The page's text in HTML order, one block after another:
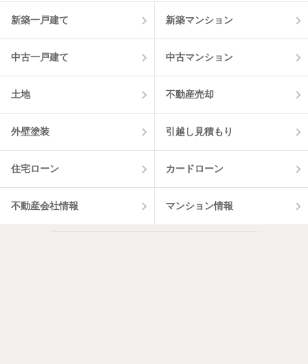
新築一戸建て 新築マンション
中古一戸建て 中古マンション
土地 不動産売却
外壁塗装 引越し見積もり
住宅ローン カードローン
不動産会社情報 マンション情報